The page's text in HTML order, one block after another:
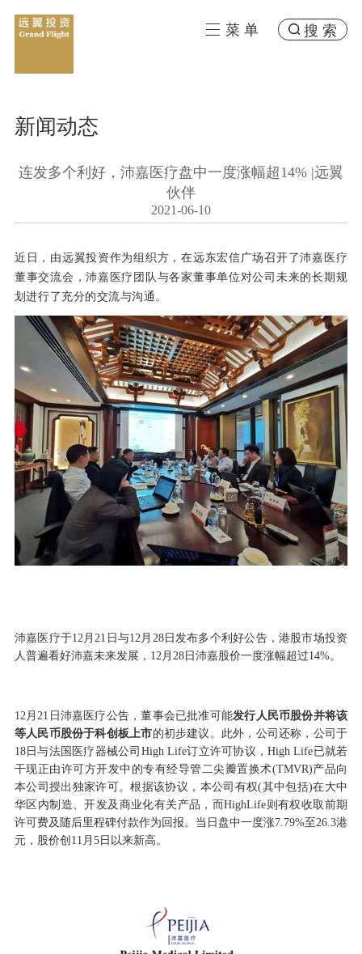
菜 单 搜 索
新闻动态
连发多个利好，沛嘉医疗盘中一度涨幅超14% |远翼
伙伴
2021-06-10
近日，由远翼投资作为组织方，在远东宏信广场召开了沛嘉医疗
董事交流会，沛嘉医疗团队与各家董事单位对公司未来的长期规
划进行了充分的交流与沟通。
沛嘉医疗于12月21日与12月28日发布多个利好公告，港股市场投资
人普遍看好沛嘉未来发展，12月28日沛嘉股价一度涨幅超过14%。
12月21日沛嘉医疗公告，董事会已批准可能发行人民币股份并将该
等人民币股份于科创板上市的初步建议。此外，公司还称，公司于
18日与法国医疗器械公司High Life订立许可协议，High Life已就若
干现正由许可方开发中的专有经导管二尖瓣置换术(TMVR)产品向
本公司授出独家许可。根据该协议，本公司有权(其中包括)在大中
华区内制造、开发及商业化有关产品，而HighLife则有权收取前期
许可费及随后里程碑付款作为回报。当日盘中一度涨7.79%至26.3港
元，股价创11月5日以来新高。